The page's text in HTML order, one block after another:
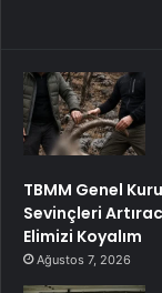
TBMM Genel
Sevinçleri
Elimizi Koyalım
Ağustos 7, 2026